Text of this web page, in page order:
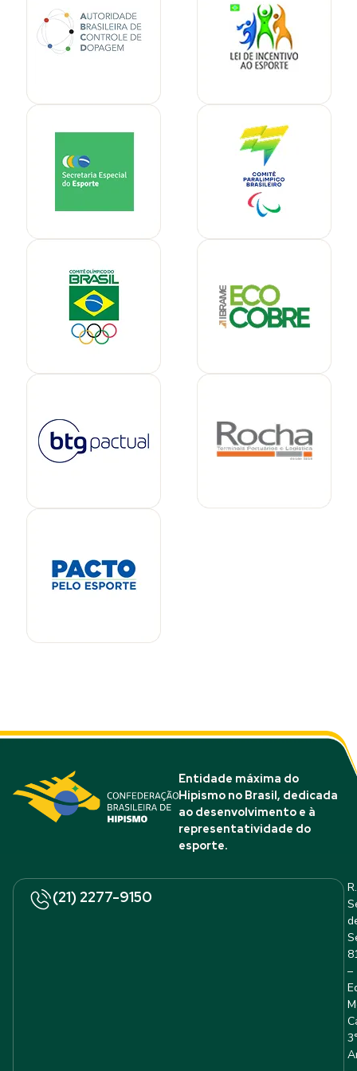
Entidade máxima do
Hipismo no Brasil, dedicada
ao desenvolvimento e à
representatividade do
esporte.
(21) 2277-9150
R.
–